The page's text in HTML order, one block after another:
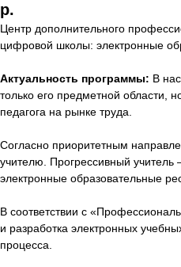
р.
Центр дополнительного
цифровой школы: электронные
Актуальность программы: В
только его предметной области,
педагога на рынке труда.
Согласно приоритетным
учителю. Прогрессивный
электронные образовательные
В соответствии с
и разработка электронных
процесса.